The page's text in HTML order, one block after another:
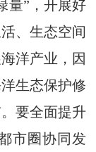
量”，开展好
、生态空间
洋产业，因
生态保护修
要全面提升
市圈协同发